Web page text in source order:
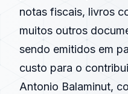
notas fiscais, livros
muitos outros
sendo emitidos em
custo para o
Antonio Balaminut,